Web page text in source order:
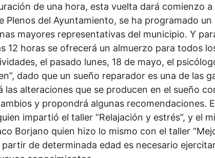
de una hora, esta vuelta dará comienzo a
Plenos del Ayuntamiento, se ha programado
mayores representativas del municipio. Y
12 horas se ofrecerá un almuerzo para todos
el pasado lunes, 18 de mayo, el
dado que un sueño reparador es una de las
las alteraciones que se producen en el sueño
y propondrá algunas recomendaciones.
impartió el taller “Relajación y estrés”, y el
Borjano quien hizo lo mismo con el taller
partir de determinada edad es necesario